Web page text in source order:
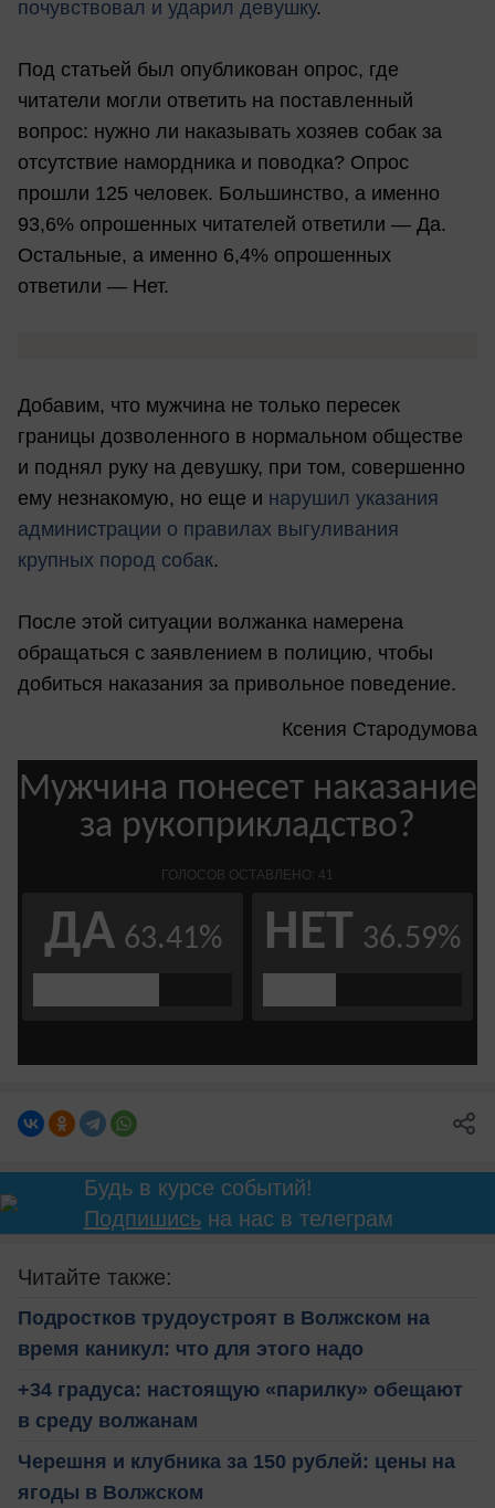
почувствовал и ударил девушку.
Под статьей был опубликован опрос, где
читатели могли ответить на поставленный
вопрос: нужно ли наказывать хозяев собак за
отсутствие намордника и поводка? Опрос
прошли 125 человек. Большинство, а именно
93,6% опрошенных читателей ответили — Да.
Остальные, а именно 6,4% опрошенных
ответили — Нет.
Добавим, что мужчина не только пересек
границы дозволенного в нормальном обществе
и поднял руку на девушку, при том, совершенно
ему незнакомую, но еще и нарушил указания
администрации о правилах выгуливания
крупных пород собак.
После этой ситуации волжанка намерена
обращаться с заявлением в полицию, чтобы
добиться наказания за привольное поведение.
Ксения Стародумова
Будь в курсе событий!
Подпишисьна нас в телеграм
Читайте также:
Подростков трудоустроят в Волжском на
время каникул: что для этого надо
+34 градуса: настоящую «парилку» обещают
в среду волжанам
Черешня и клубника за 150 рублей: цены на
ягоды в Волжском